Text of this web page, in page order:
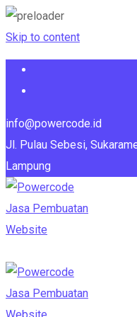
Skip to content
info@powercode.id
Jl. Pulau Sebesi,
Lampung